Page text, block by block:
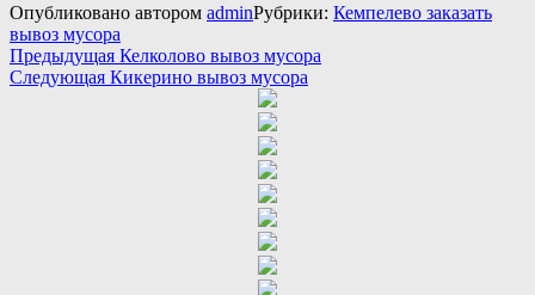
Опубликовано автором adminРубрики: Кемпелево заказать
вывоз мусора
Навигация
по
Предыдущая Предыдущая
запись:
Келколово вывоз мусора
Следующая Следующая
Кикерино вывоз мусора